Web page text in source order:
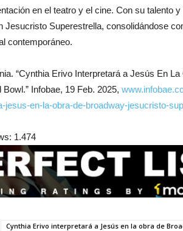
en el teatro y el cine. Con su talento
Jesucristo Superestrella, consolidándose
contemporáneo.
“Cynthia Erivo Interpretará a Jesús En
Infobae, 19 Feb. 2025,
jesus-en-la-obra-de-broadway-jesucristo-
1.474
Cynthia Erivo interpretará a Jesús en la obra de